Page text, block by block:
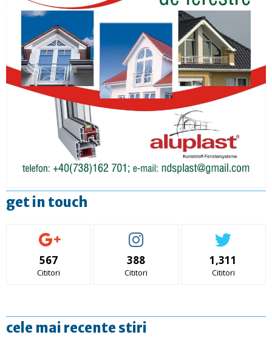
get in touch
567
Cititori
388
Cititori
1,311
Cititori
cele mai recente stiri